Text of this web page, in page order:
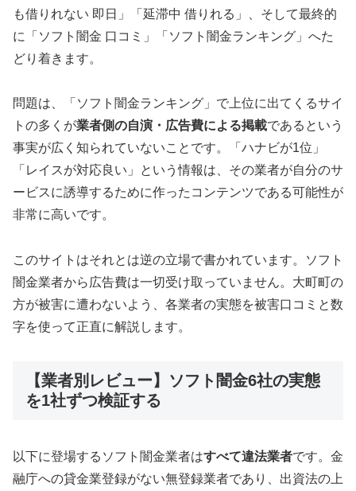
も借りれない 即日」「延滞中 借りれる」、そして最終的
に「ソフト闇金 口コミ」「ソフト闇金ランキング」へた
どり着きます。
問題は、「ソフト闇金ランキング」で上位に出てくるサイ
トの多くが業者側の自演・広告費による掲載であるという
事実が広く知られていないことです。「ハナビが1位」
「レイスが対応良い」という情報は、その業者が自分のサ
ービスに誘導するために作ったコンテンツである可能性が
非常に高いです。
このサイトはそれとは逆の立場で書かれています。ソフト
闇金業者から広告費は一切受け取っていません。大町町の
方が被害に遭わないよう、各業者の実態を被害口コミと数
字を使って正直に解説します。
【業者別レビュー】ソフト闇金6社の実態
を1社ずつ検証する
以下に登場するソフト闇金業者はすべて違法業者です。金
融庁への貸金業登録がない無登録業者であり、出資法の上